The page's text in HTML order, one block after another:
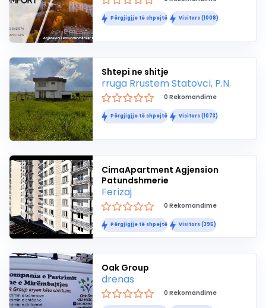
Përgjigjje të shpejtë Visitors (1008)
Shtepi ne shitje
rruga Rrustem Statovci, P.N.
0 Rekomandime
Përgjigjje të shpejtë Visitors (1073)
CimaApartment Agjension
Patundshmerie
Ferizaj
0 Rekomandime
Përgjigjje të shpejtë Visitors (395)
Oak Group
drenas
0 Rekomandime